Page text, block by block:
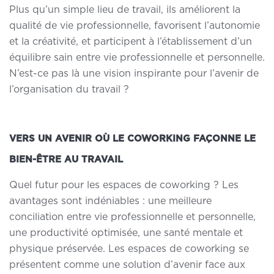
Plus qu’un simple lieu de travail, ils améliorent la
qualité de vie professionnelle, favorisent l’autonomie
et la créativité, et participent à l’établissement d’un
équilibre sain entre vie professionnelle et personnelle.
N’est-ce pas là une vision inspirante pour l’avenir de
l’organisation du travail ?
VERS UN AVENIR OÙ LE COWORKING FAÇONNE LE
BIEN-ÊTRE AU TRAVAIL
Quel futur pour les espaces de coworking ? Les
avantages sont indéniables : une meilleure
conciliation entre vie professionnelle et personnelle,
une productivité optimisée, une santé mentale et
physique préservée. Les espaces de coworking se
présentent comme une solution d’avenir face aux